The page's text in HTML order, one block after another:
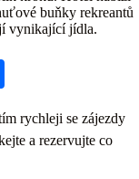
buňky rekreantů
vynikající jídla.
rerychleji se zájezdy
a rezervujte co